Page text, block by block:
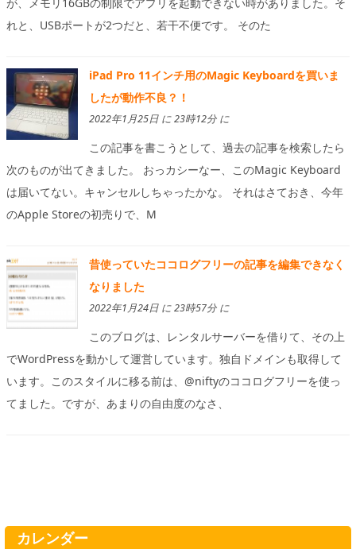
が、メモリ16GBの制限でアプリを起動できない時がありました。そ
れと、USBポートが2つだと、若干不便です。 そのた
iPad Pro 11インチ用のMagic Keyboardを買いま
したが動作不良？！
2022年1月25日 に 23時12分 に
この記事を書こうとして、過去の記事を検索したら
次のものが出てきました。 おっカシーなー、このMagic Keyboard
は届いてない。キャンセルしちゃったかな。 それはさておき、今年
のApple Storeの初売りで、M
昔使っていたココログフリーの記事を編集できなく
なりました
2022年1月24日 に 23時57分 に
このブログは、レンタルサーバーを借りて、その上
でWordPressを動かして運営しています。独自ドメインも取得して
います。このスタイルに移る前は、@niftyのココログフリーを使っ
てました。ですが、あまりの自由度のなさ、
カレンダー